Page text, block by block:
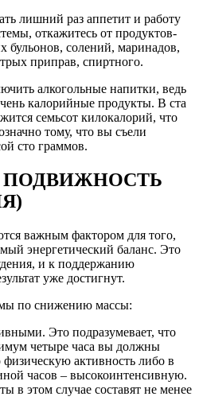
лишний раз аппетит и работу
откажитесь от продуктов-
бульонов, солений, маринадов,
приправ, спиртного.
алкогольные напитки, ведь
калорийные продукты. В ста
семьсот килокалорий, что
тому, что вы съели
сто граммов.
важным фактором для того,
энергетический баланс. Это
и к поддержанию
уже достигнут.
по снижению массы:
Это подразумевает, что
четыре часа вы должны
активность либо в
часов – высокоинтенсивную.
в этом случае составят не менее